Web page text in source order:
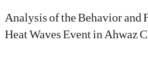
Analysis of the Behavior and
Heat Waves Event in Ahwaz